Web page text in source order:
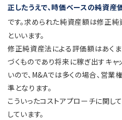
正したうえで、時価ベースの純資
です。求められた純資産額は修正純
といいます。
修正純資産法による評価額はあく
づくものであり将来に稼ぎ出すキ
いので、M&Aでは多くの場合、営
準となります。
こういったコストアプローチに関し
しています。